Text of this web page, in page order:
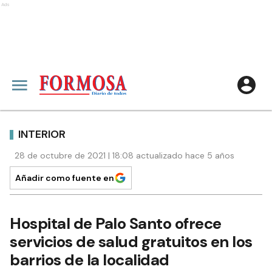
Ads
INTERIOR
28 de octubre de 2021 | 18:08 actualizado hace 5 años
Añadir como fuente en
Hospital de Palo Santo ofrece
servicios de salud gratuitos en los
barrios de la localidad